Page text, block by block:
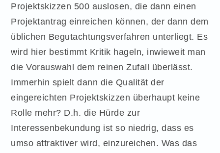
Projektskizzen 500 auslosen, die dann einen
Projektantrag einreichen können, der dann dem
üblichen Begutachtungsverfahren unterliegt. Es
wird hier bestimmt Kritik hageln, inwieweit man
die Vorauswahl dem reinen Zufall überlässt.
Immerhin spielt dann die Qualität der
eingereichten Projektskizzen überhaupt keine
Rolle mehr? D.h. die Hürde zur
Interessenbekundung ist so niedrig, dass es
umso attraktiver wird, einzureichen. Was das